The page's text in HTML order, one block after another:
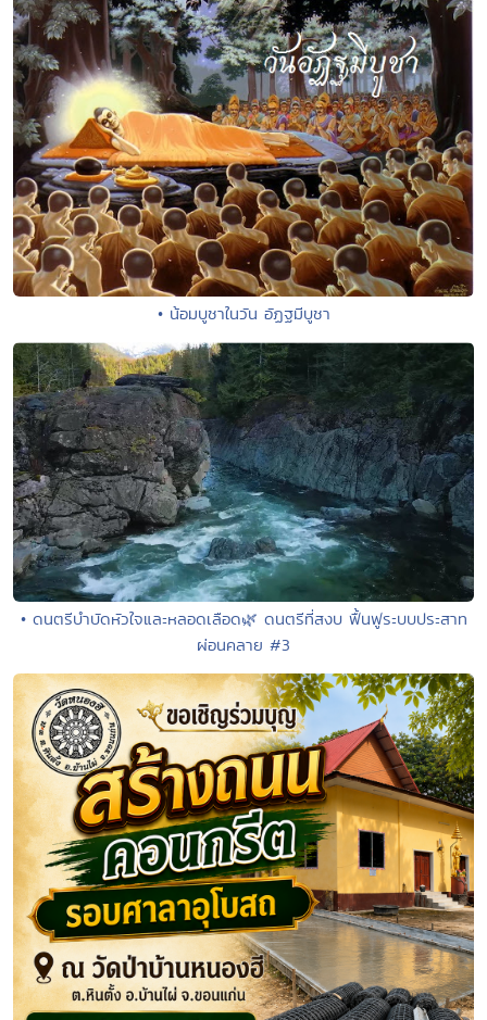
• น้อมบูชาในวัน อัฏฐมีบูชา
• ดนตรีบำบัดหัวใจและหลอดเลือด🌿 ดนตรีที่สงบ ฟื้นฟูระบบประสาท
ผ่อนคลาย #3